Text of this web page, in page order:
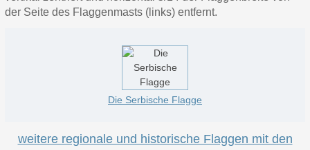
der Seite des Flaggenmasts (links) entfernt.
Die Serbische Flagge
weitere regionale und historische Flaggen mit den